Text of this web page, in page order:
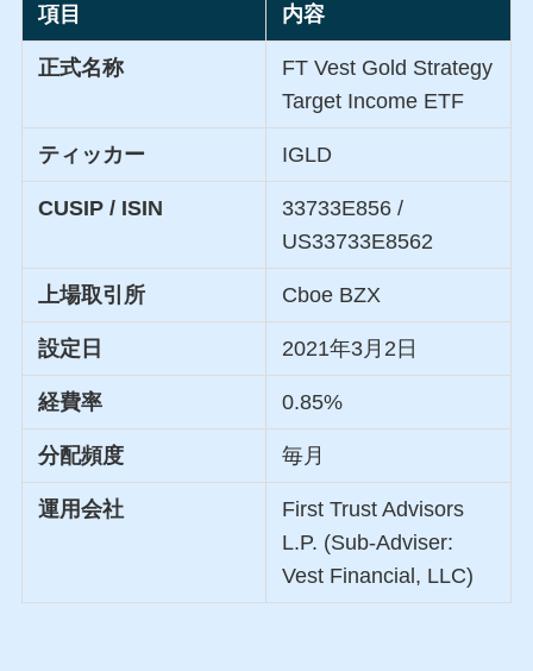
項目 内容
正式名称
FT Vest Gold Strategy
Target Income ETF
ティッカー IGLD
CUSIP / ISIN
33733E856 /
US33733E8562
上場取引所 Cboe BZX
設定日 2021年3月2日
経費率 0.85%
分配頻度 毎月
運用会社
First Trust Advisors
L.P. (Sub-Adviser:
Vest Financial, LLC)